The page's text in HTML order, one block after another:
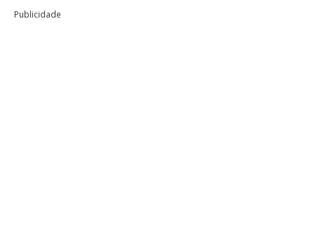
Publicidade